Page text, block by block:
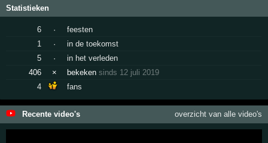
Statistieken
6 ·
feesten
1
·
in de toekomst
5
·
in het verleden
406
× bekekensinds 12 juli 2019
4
fans
Recente video's overzicht van alle video's